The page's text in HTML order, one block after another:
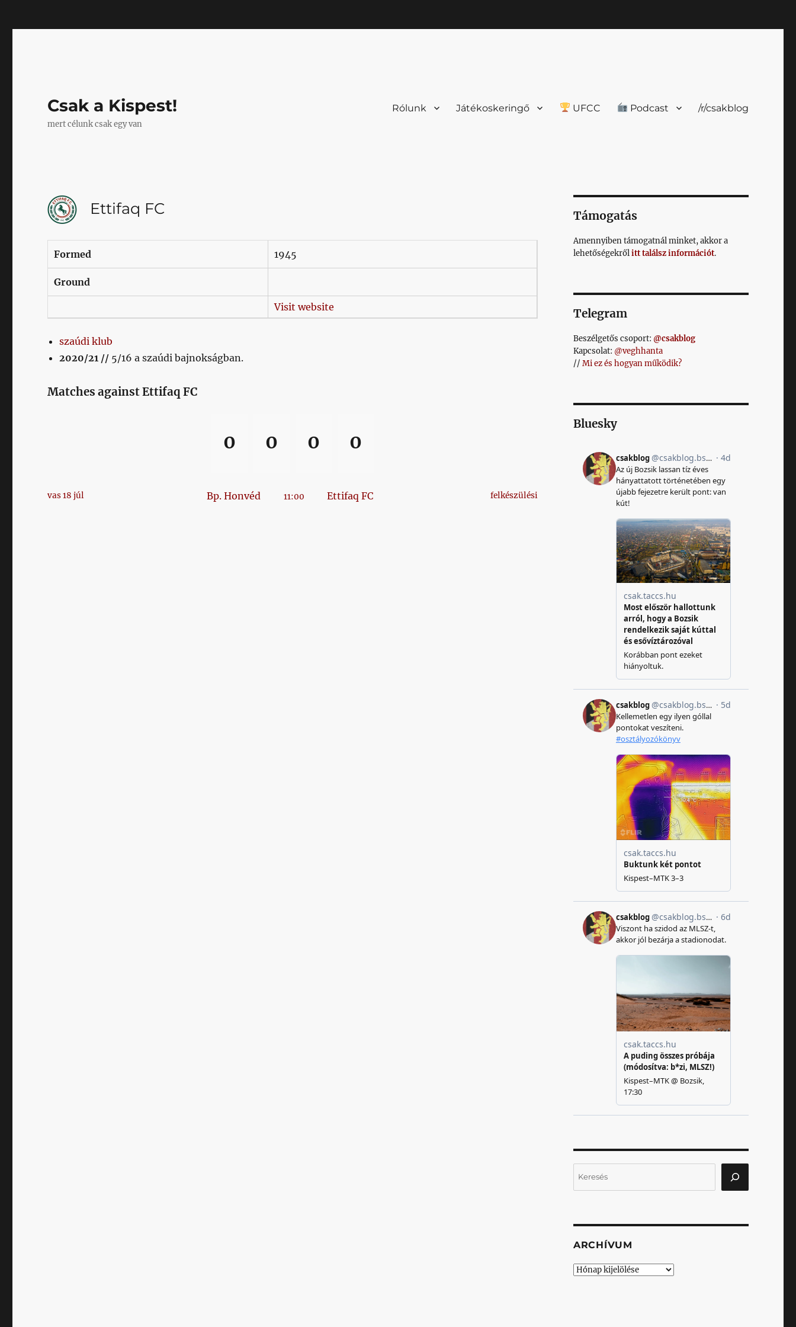
Csak a Kispest!
mert célunk csak egy van
Rólunk Játékoskeringő UFCC Podcast /r/csakblog
Ettifaq FC
Formed 1945
Ground
Visit website
szaúdi klub
2020/21 // 5/16 a szaúdi bajnokságban.
Matches against Ettifaq FC
0 0 0 0
vas 18 júl Bp. Honvéd 11:00 Ettifaq FC felkészülési
Támogatás
Amennyiben támogatnál minket, akkor a
lehetőségekrőlitt találsz információt.
Telegram
Beszélgetős csoport: @csakblog
Kapcsolat: @veghhanta
// Mi ez és hogyan működik?
Bluesky
ARCHÍVUM
Archívum